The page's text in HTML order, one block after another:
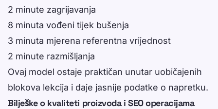
2 minute zagrijavanja
8 minuta vođeni tijek bušenja
3 minuta mjerena referentna vrijednost
2 minute razmišljanja
Ovaj model ostaje praktičan unutar uobičajenih
blokova lekcija i daje jasnije podatke o napretku.
Bilješke o kvaliteti proizvoda i SEO operacijama